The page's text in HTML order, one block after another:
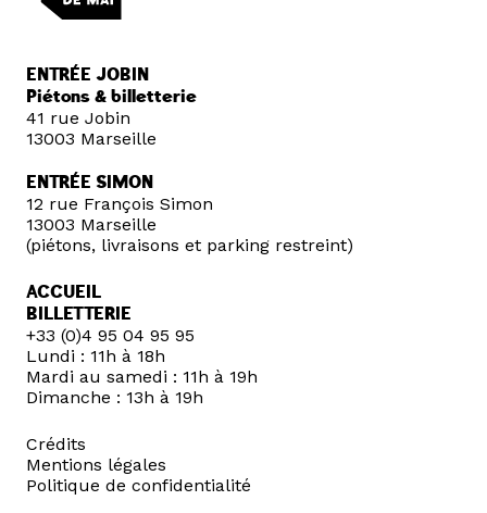
ENTRÉE JOBIN
Piétons & billetterie
41 rue Jobin
13003 Marseille
ENTRÉE SIMON
12 rue François Simon
13003 Marseille
(piétons, livraisons et parking restreint)
ACCUEIL
BILLETTERIE
+33 (0)4 95 04 95 95
Lundi : 11h à 18h
Mardi au samedi : 11h à 19h
Dimanche : 13h à 19h
Crédits
Mentions légales
Politique de confidentialité